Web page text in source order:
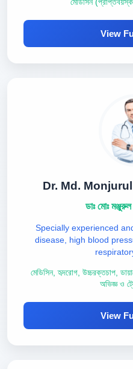
মেডিসিন
View
Dr. Md.
ডাঃ মোঃ
Specially experienced
disease, high blood
মেডিসিন, হৃদরোগ, উচ্চরক্তচাপ,
অভিজ্ঞ ও
View